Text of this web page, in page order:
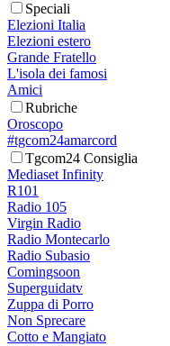
Speciali
Elezioni Italia
Elezioni estero
Grande Fratello
L'isola dei famosi
Amici
Rubriche
Oroscopo
#tgcom24amarcord
Tgcom24 Consiglia
Mediaset Infinity
R101
Radio 105
Virgin Radio
Radio Montecarlo
Radio Subasio
Comingsoon
Superguidatv
Zuppa di Porro
Non Sprecare
Cotto e Mangiato